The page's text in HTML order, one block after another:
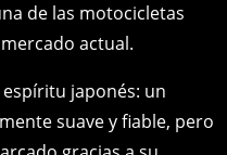
de las motocicletas
actual.
japonés: un
suave y fiable, pero